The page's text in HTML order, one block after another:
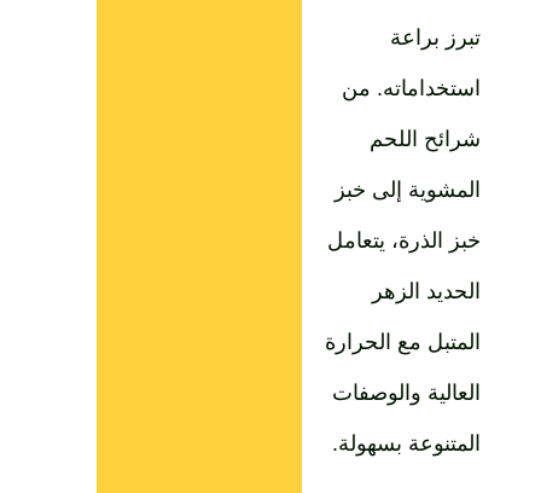
تبرز براعة
استخداماته. من
شرائح اللحم
المشوية إلى خبز
خبز الذرة، يتعامل
الحديد الزهر
المتبل مع الحرارة
العالية والوصفات
المتنوعة بسهولة.